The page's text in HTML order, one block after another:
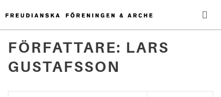
till
innehåll
efter:
FÖRFATTARE: LARS
GUSTAFSSON